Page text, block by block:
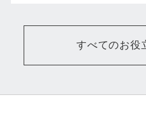
すべてのお役